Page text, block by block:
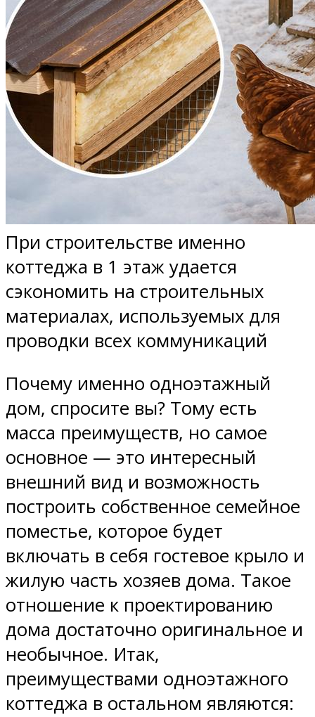
При строительстве именно
коттеджа в 1 этаж удается
сэкономить на строительных
материалах, используемых для
проводки всех коммуникаций
Почему именно одноэтажный
дом, спросите вы? Тому есть
масса преимуществ, но самое
основное — это интересный
внешний вид и возможность
построить собственное семейное
поместье, которое будет
включать в себя гостевое крыло и
жилую часть хозяев дома. Такое
отношение к проектированию
дома достаточно оригинальное и
необычное. Итак,
преимуществами одноэтажного
коттеджа в остальном являются: